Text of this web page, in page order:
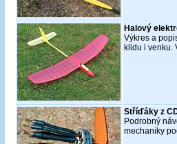
Halový
Výkres a
klidu i venku.
Stříďáky z
Podrobný
mechaniky